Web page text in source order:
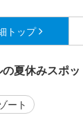
トップ
夏休みスポッ
ート